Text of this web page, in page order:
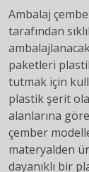
Ambalaj
tarafından
paketleri
tutmak için
plastik şerit
alanlarına
çember
materyalden
dayanıklı bir